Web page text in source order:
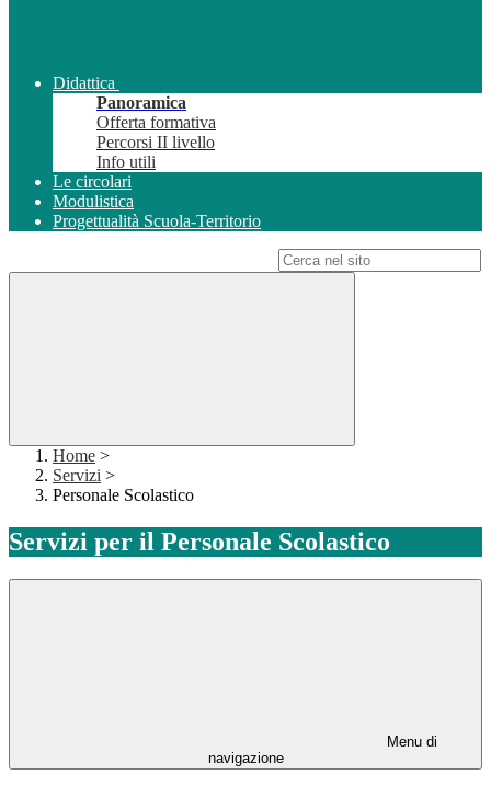
Didattica
Panoramica
Offerta formativa
Percorsi II livello
Info utili
Le circolari
Modulistica
Progettualità Scuola-Territorio
Home >
Servizi >
Personale Scolastico
Servizi per il Personale Scolastico
Menu di
navigazione